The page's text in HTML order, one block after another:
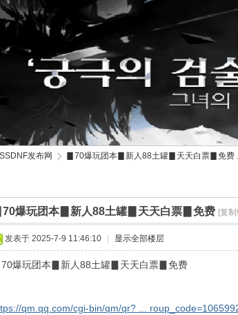
发布网
›
▊70爆玩团本▊新人88土罐▊天天白票▊免费
爆玩团本▊新人88土罐▊天天白票▊免费 [复
发表于 2025-7-9 11:46:10 显示全部楼层
爆玩团本▊新人88土罐▊天天白票▊免费
qm.qq.com/cgi-bin/qm/qr? ...